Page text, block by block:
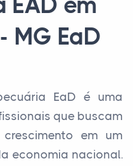
MG EaD
EaD é uma
que buscam
em um
economia nacional.